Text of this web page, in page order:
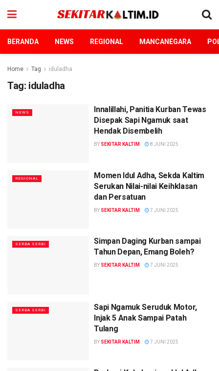
BERANDA NEWS REGIONAL MANCANEGARA
Home Tag iduladha
Tag: iduladha
NEWS
Innalillahi, Panitia Kurban Tewas
Disepak Sapi Ngamuk saat
Hendak Disembelih
BY SEKITAR KALTIM 8 JUNI 2025
REGIONAL
Momen Idul Adha, Sekda Kaltim
Serukan Nilai-nilai Keihklasan
dan Persatuan
BY SEKITAR KALTIM 7 JUNI 2025
SERBA SERBI
Simpan Daging Kurban sampai
Tahun Depan, Emang Boleh?
BY SEKITAR KALTIM 7 JUNI 2025
SERBA SERBI
Sapi Ngamuk Seruduk Motor,
Injak 5 Anak Sampai Patah
Tulang
BY SEKITAR KALTIM 7 JUNI 2025